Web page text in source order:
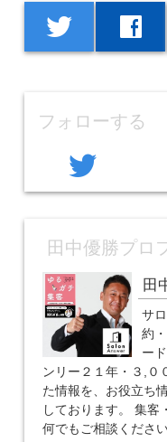
twitter facebook
フォローする
twitter
田中優勝プロ
田
サ
約
ー
ンリー２１年・３,０
た情報を、お役立ち
しております。 集客
何でもご相談くださ